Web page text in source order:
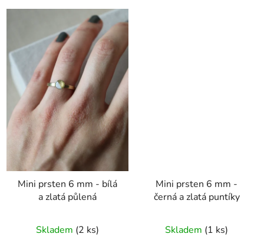
Mini prsten 6 mm - bílá
a zlatá půlená
Skladem (2 ks)
Mini prsten 6 mm -
černá a zlatá puntíky
Skladem (1 ks)